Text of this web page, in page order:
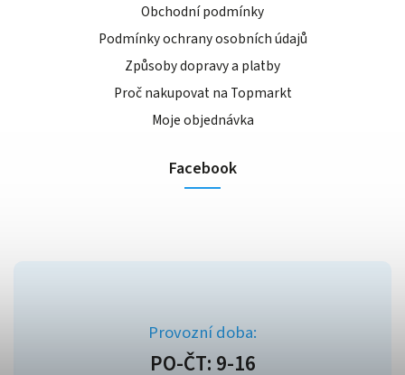
Obchodní podmínky
Podmínky ochrany osobních údajů
Způsoby dopravy a platby
Proč nakupovat na Topmarkt
Moje objednávka
Facebook